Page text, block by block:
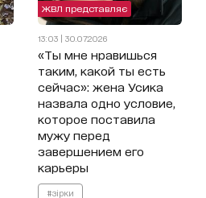
ЖВЛ представляє
13:03 | 30.07.2026
«Ты мне нравишься
таким, какой ты есть
сейчас»: жена Усика
назвала одно условие,
которое поставила
мужу перед
завершением его
карьеры
#зірки